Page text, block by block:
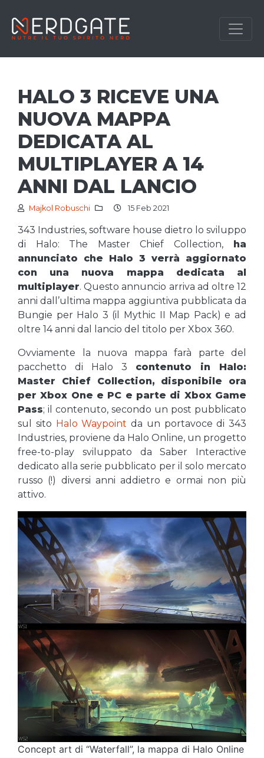
HALO 3 RICEVE UNA
NUOVA MAPPA
DEDICATA AL
MULTIPLAYER A 14
ANNI DAL LANCIO
Majkol Robuschi 15 Feb 2021
343 Industries, software house dietro lo sviluppo
di Halo: The Master Chief Collection,ha
annunciato che Halo 3 verrà aggiornato
con una nuova mappa dedicata al
multiplayer. Questo annuncio arriva ad oltre 12
anni dall’ultima mappa aggiuntiva pubblicata da
Bungie per Halo 3 (il Mythic II Map Pack) e ad
oltre 14 anni dal lancio del titolo per Xbox 360.
Ovviamente la nuova mappa farà parte del
pacchetto di Halo 3 contenuto in Halo:
Master Chief Collection, disponibile ora
per Xbox One e PC e parte di Xbox Game
Pass; il contenuto, secondo un post pubblicato
sul sito Halo Waypoint da un portavoce di 343
Industries, proviene da Halo Online, un progetto
free-to-play sviluppato da Saber Interactive
dedicato alla serie pubblicato per il solo mercato
russo (!) diversi anni addietro e ormai non più
attivo.
Concept art di “Waterfall”, la mappa di Halo Online